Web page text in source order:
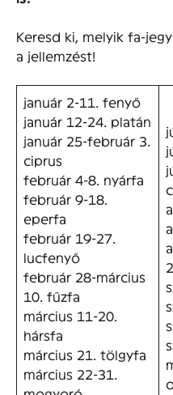
Keresd ki, melyik fa-
a jellemzést!
január 2-11. fenyő
január 12-24. platán
január 25-február 3.
ciprus
február 4-8. nyárfa
február 9-18.
eperfa
február 19-27.
lucfenyő
február 28-március
10. fűzfa
március 11-20.
hársfa
március 21. tölgyfa
március 22-31.